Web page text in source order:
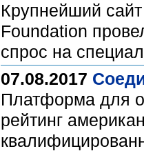
Крупнейший
Foundation
спрос на
07.08.2017
Платформа для
рейтинг